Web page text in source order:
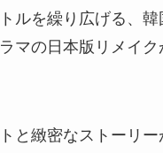
ルを繰り広げる、韓
マの日本版リメイク
と緻密なストーリー